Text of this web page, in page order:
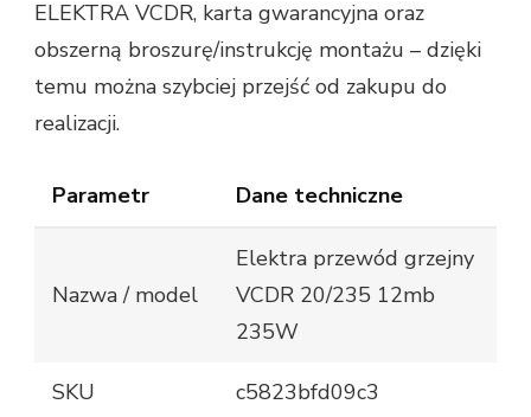
ELEKTRA VCDR, karta gwarancyjna oraz
obszerną broszurę/instrukcję montażu – dzięki
temu można szybciej przejść od zakupu do
realizacji.
Parametr Dane techniczne
Nazwa / model
Elektra przewód grzejny
VCDR 20/235 12mb
235W
SKU c5823bfd09c3